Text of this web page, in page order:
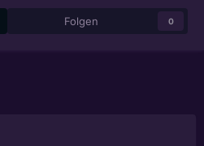
Folgen 0